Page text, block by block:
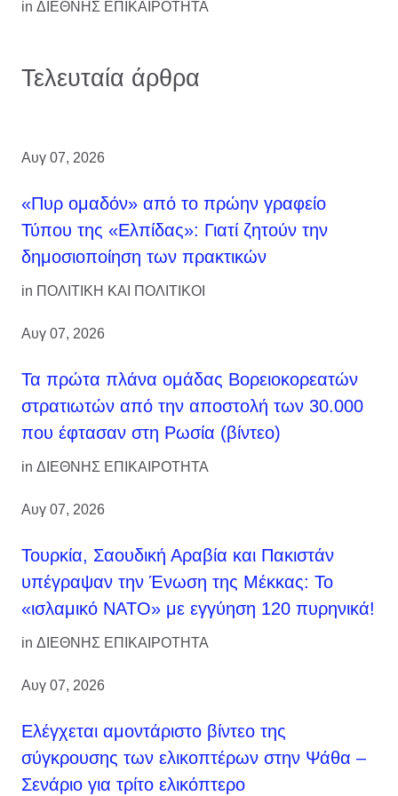
in ΔΙΕΘΝΗΣ ΕΠΙΚΑΙΡΟΤΗΤΑ
Τελευταία άρθρα
Αυγ 07, 2026
«Πυρ ομαδόν» από το πρώην γραφείο
Τύπου της «Ελπίδας»: Γιατί ζητούν την
δημοσιοποίηση των πρακτικών
in ΠΟΛΙΤΙΚΗ ΚΑΙ ΠΟΛΙΤΙΚΟΙ
Αυγ 07, 2026
Τα πρώτα πλάνα ομάδας Βορειοκορεατών
στρατιωτών από την αποστολή των 30.000
που έφτασαν στη Ρωσία (βίντεο)
in ΔΙΕΘΝΗΣ ΕΠΙΚΑΙΡΟΤΗΤΑ
Αυγ 07, 2026
Τουρκία, Σαουδική Αραβία και Πακιστάν
υπέγραψαν την Ένωση της Μέκκας: Το
«ισλαμικό ΝΑΤΟ» με εγγύηση 120 πυρηνικά!
in ΔΙΕΘΝΗΣ ΕΠΙΚΑΙΡΟΤΗΤΑ
Αυγ 07, 2026
Ελέγχεται αμοντάριστο βίντεο της
σύγκρουσης των ελικοπτέρων στην Ψάθα –
Σενάριο για τρίτο ελικόπτερο